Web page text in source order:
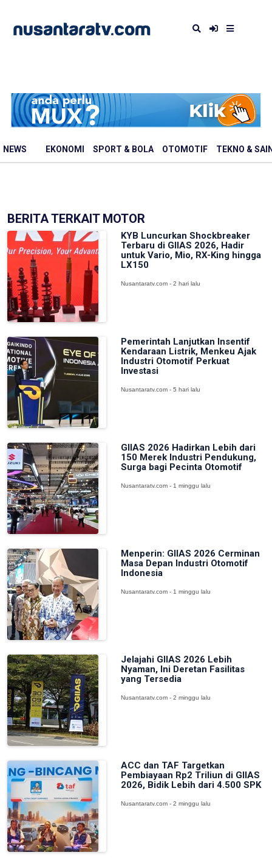
NEWS EKONOMI SPORT & BOLA OTOMOTIF TEKNO &
BERITA TERKAIT MOTOR
KYB Luncurkan Shockbreaker
Terbaru di GIIAS 2026, Hadir
untuk Vario, Mio, RX-King hingga
LX150
Nusantaratv.com - 2 hari lalu
Pemerintah Lanjutkan Insentif
Kendaraan Listrik, Menkeu Ajak
Industri Otomotif Perkuat
Investasi
Nusantaratv.com - 5 hari lalu
GIIAS 2026 Hadirkan Lebih dari
150 Merek Industri Pendukung,
Surga bagi Pecinta Otomotif
Nusantaratv.com - 1 minggu lalu
Menperin: GIIAS 2026 Cerminan
Masa Depan Industri Otomotif
Indonesia
Nusantaratv.com - 1 minggu lalu
Jelajahi GIIAS 2026 Lebih
Nyaman, Ini Deretan Fasilitas
yang Tersedia
Nusantaratv.com - 2 minggu lalu
ACC dan TAF Targetkan
Pembiayaan Rp2 Triliun di GIIAS
2026, Bidik Lebih dari 4.500 SPK
Nusantaratv.com - 2 minggu lalu